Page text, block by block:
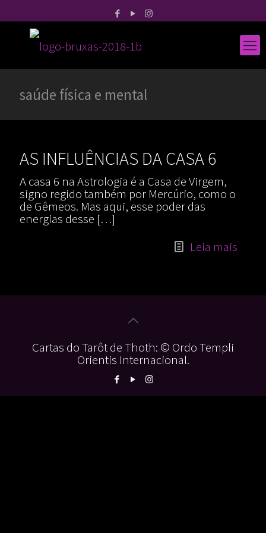
saúde física e mental
AS INFLUÊNCIAS DA CASA 6
A casa 6 na Astrologia é a Casa de Virgem,
signo regido também por Mercúrio, como o
de Gêmeos. Mas aqui, esse poder das
energias desse […]
Leia mais
Cartas do Tarôt de Thoth: © Ordo Templi
Orientis Internacional.